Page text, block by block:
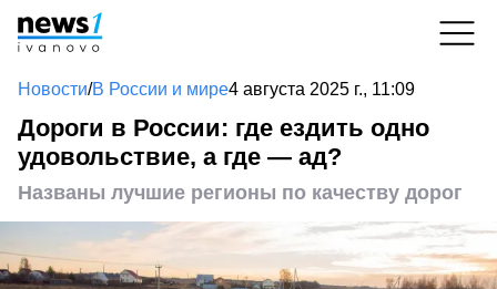
Новости/В России и мире4 августа 2025 г., 11:09
Дороги в России: где ездить одно
удовольствие, а где — ад?
Названы лучшие регионы по качеству дорог